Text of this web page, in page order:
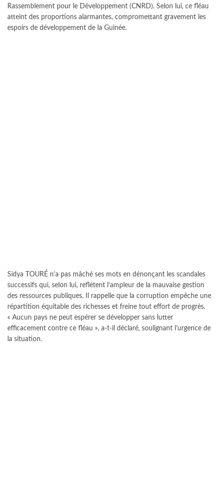
Rassemblement pour le Développement (CNRD). Selon lui, ce fléau
atteint des proportions alarmantes, compromettant gravement les
espoirs de développement de la Guinée.
Sidya TOURÉ n’a pas mâché ses mots en dénonçant les scandales
successifs qui, selon lui, reflètent l’ampleur de la mauvaise gestion
des ressources publiques. Il rappelle que la corruption empêche une
répartition équitable des richesses et freine tout effort de progrès.
« Aucun pays ne peut espérer se développer sans lutter
efficacement contre ce fléau », a-t-il déclaré, soulignant l’urgence de
la situation.